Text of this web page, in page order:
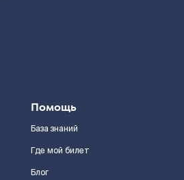
Помощь
База знаний
Где мой билет
Блог